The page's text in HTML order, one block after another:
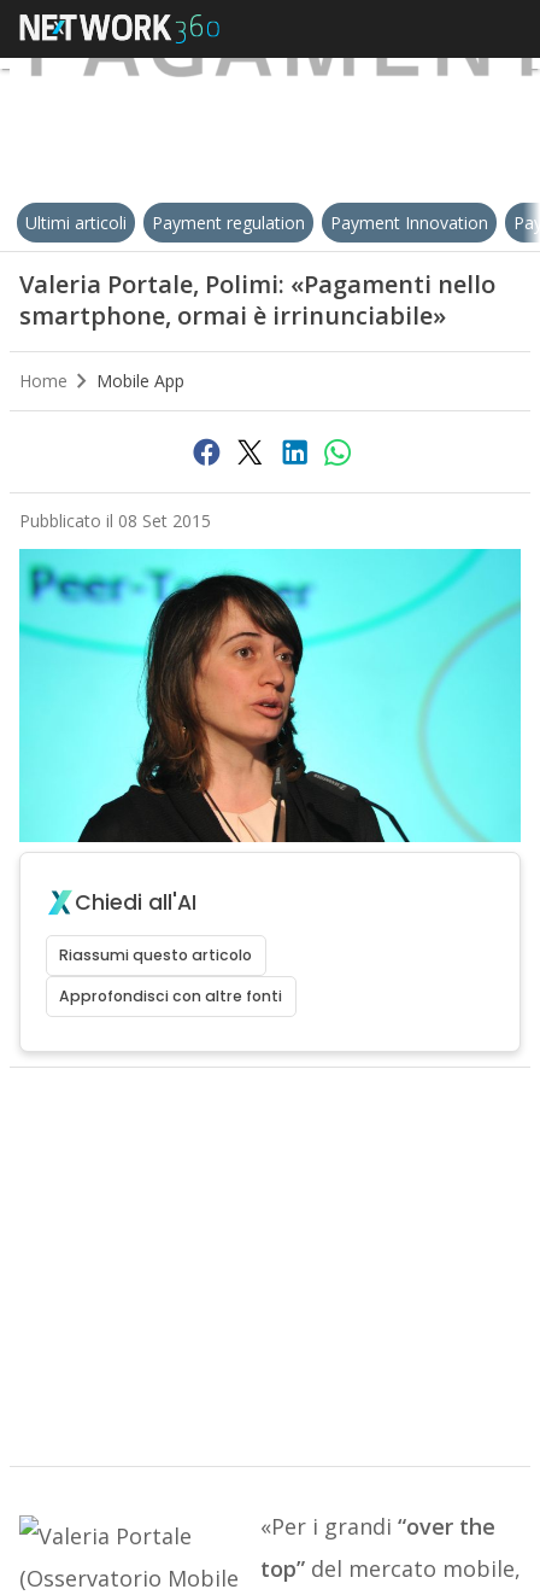
Ultimi articoli Payment regulation Payment Innovation
Valeria Portale, Polimi: «Pagamenti nello
smartphone, ormai è irrinunciabile»
Home Mobile App
Pubblicato il 08 Set 2015
Chiedi all'AI
Riassumi questo articolo
Approfondisci con altre fonti
«Per i grandi “over the
top”del mercato mobile,